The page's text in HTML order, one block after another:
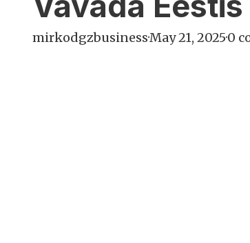
mirkodgzbusiness·May 21, 2025·0